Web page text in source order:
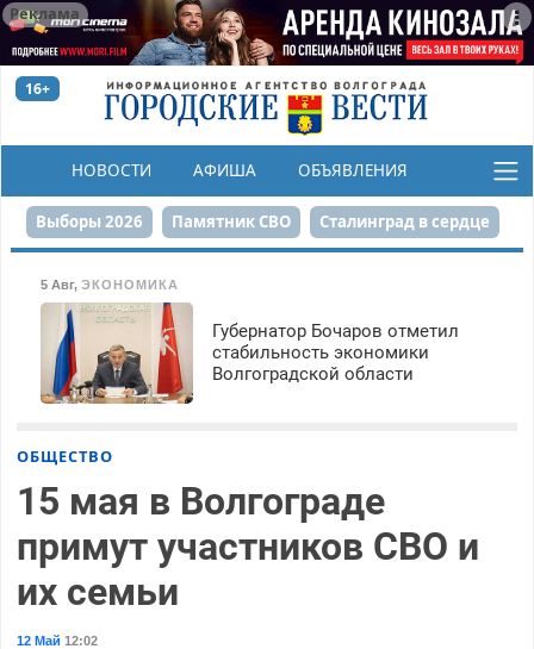
Реклама
16+
НОВОСТИ АФИША ОБЪЯВЛЕНИЯ
КОНКУРСЫ
Выборы 2026 Памятник СВО Сталинград в сердце
Реконструкция ЦПКиО На службе городу
80-летие Победы Парк Героев-летчиков
5 Авг, ЭКОНОМИКА
Губернатор Бочаров отметил
стабильность экономики
Волгоградской области
ОБЩЕСТВО
15 мая в Волгограде
примут участников СВО и
их семьи
12 Май 12:02